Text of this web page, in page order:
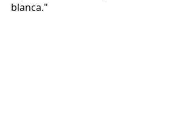
blanca."